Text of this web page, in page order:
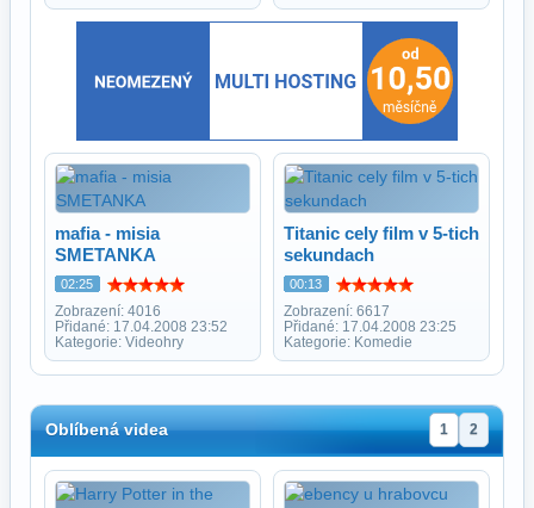
mafia - misia
SMETANKA
02:25
Zobrazení: 4016
Přidané: 17.04.2008 23:52
Kategorie: Videohry
Titanic cely film v 5-tich
sekundach
00:13
Zobrazení: 6617
Přidané: 17.04.2008 23:25
Kategorie: Komedie
Oblíbená videa 1 2